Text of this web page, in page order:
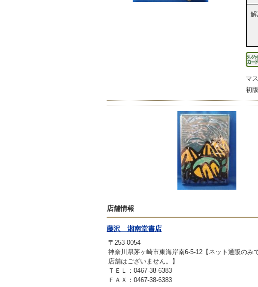
解
マ
初
店舗情報
藤沢 湘南堂書店
〒253-0054
神奈川県茅ヶ崎市東海岸南6-5-12【ネット通販のみ
店舗はございません。】
ＴＥＬ：0467-38-6383
ＦＡＸ：0467-38-6383